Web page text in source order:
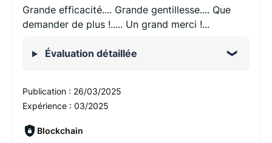
Grande efficacité.... Grande gentillesse.... Que
demander de plus !..... Un grand merci !...
Évaluation détaillée
Publication : 26/03/2025
Expérience : 03/2025
Blockchain